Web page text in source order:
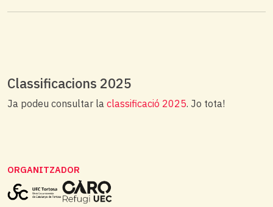
Classificacions 2025
Ja podeu consultar la classificació 2025. Jo tota!
ORGANITZADOR